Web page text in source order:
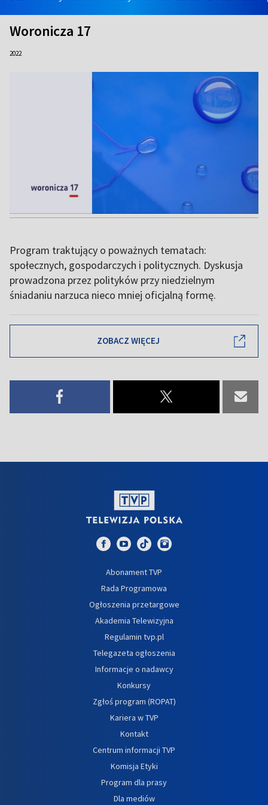
Woronicza 17
2022
Program traktujący o poważnych tematach:
społecznych, gospodarczych i politycznych. Dyskusja
prowadzona przez polityków przy niedzielnym
śniadaniu narzuca nieco mniej oficjalną formę.
ZOBACZ WIĘCEJ
Abonament TVP
Rada Programowa
Ogłoszenia przetargowe
Akademia Telewizyjna
Regulamin tvp.pl
Telegazeta ogłoszenia
Informacje o nadawcy
Konkursy
Zgłoś program (ROPAT)
Kariera w TVP
Kontakt
Centrum informacji TVP
Komisja Etyki
Program dla prasy
Dla mediów